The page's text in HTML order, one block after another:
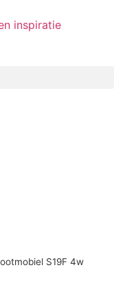
inspiratie
S19F 4w